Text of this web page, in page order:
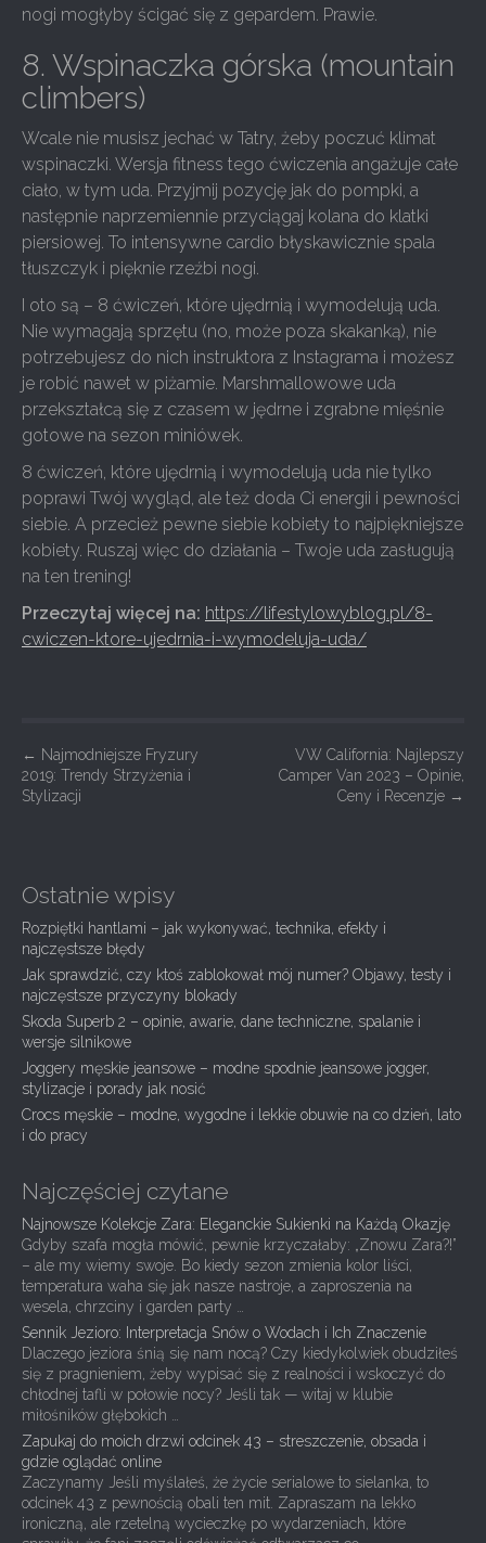
nogi mogłyby ścigać się z gepardem. Prawie.
8. Wspinaczka górska (mountain
climbers)
Wcale nie musisz jechać w Tatry, żeby poczuć klimat
wspinaczki. Wersja fitness tego ćwiczenia angażuje całe
ciało, w tym uda. Przyjmij pozycję jak do pompki, a
następnie naprzemiennie przyciągaj kolana do klatki
piersiowej. To intensywne cardio błyskawicznie spala
tłuszczyk i pięknie rzeźbi nogi.
I oto są – 8 ćwiczeń, które ujędrnią i wymodelują uda.
Nie wymagają sprzętu (no, może poza skakanką), nie
potrzebujesz do nich instruktora z Instagrama i możesz
je robić nawet w piżamie. Marshmallowowe uda
przekształcą się z czasem w jędrne i zgrabne mięśnie
gotowe na sezon miniówek.
8 ćwiczeń, które ujędrnią i wymodelują uda nie tylko
poprawi Twój wygląd, ale też doda Ci energii i pewności
siebie. A przecież pewne siebie kobiety to najpiękniejsze
kobiety. Ruszaj więc do działania – Twoje uda zasługują
na ten trening!
Przeczytaj więcej na: https://lifestylowyblog.pl/8-
cwiczen-ktore-ujedrnia-i-wymodeluja-uda/
P
o
n
a
v
i
g
a
t
i
o
← Najmodniejsze Fryzury
2019: Trendy Strzyżenia i
Stylizacji
VW California: Najlepszy
Camper Van 2023 – Opinie,
Ceny i Recenzje →
Ostatnie wpisy
Rozpiętki hantlami – jak wykonywać, technika, efekty i
najczęstsze błędy
Jak sprawdzić, czy ktoś zablokował mój numer? Objawy, testy i
najczęstsze przyczyny blokady
Skoda Superb 2 – opinie, awarie, dane techniczne, spalanie i
wersje silnikowe
Joggery męskie jeansowe – modne spodnie jeansowe jogger,
stylizacje i porady jak nosić
Crocs męskie – modne, wygodne i lekkie obuwie na co dzień, lato
i do pracy
Najczęściej czytane
Najnowsze Kolekcje Zara: Eleganckie Sukienki na Każdą Okazję
Gdyby szafa mogła mówić, pewnie krzyczałaby: „Znowu Zara?!”
– ale my wiemy swoje. Bo kiedy sezon zmienia kolor liści,
temperatura waha się jak nasze nastroje, a zaproszenia na
wesela, chrzciny i garden party …
Sennik Jezioro: Interpretacja Snów o Wodach i Ich Znaczenie
Dlaczego jeziora śnią się nam nocą? Czy kiedykolwiek obudziłeś
się z pragnieniem, żeby wypisać się z realności i wskoczyć do
chłodnej tafli w połowie nocy? Jeśli tak — witaj w klubie
miłośników głębokich …
Zapukaj do moich drzwi odcinek 43 – streszczenie, obsada i
gdzie oglądać online
Zaczynamy Jeśli myślałeś, że życie serialowe to sielanka, to
odcinek 43 z pewnością obali ten mit. Zapraszam na lekko
ironiczną, ale rzetelną wycieczkę po wydarzeniach, które